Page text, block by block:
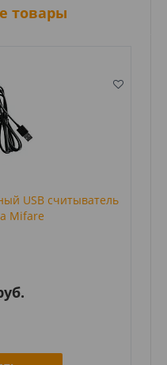
товары
USB считыватель
Mifare